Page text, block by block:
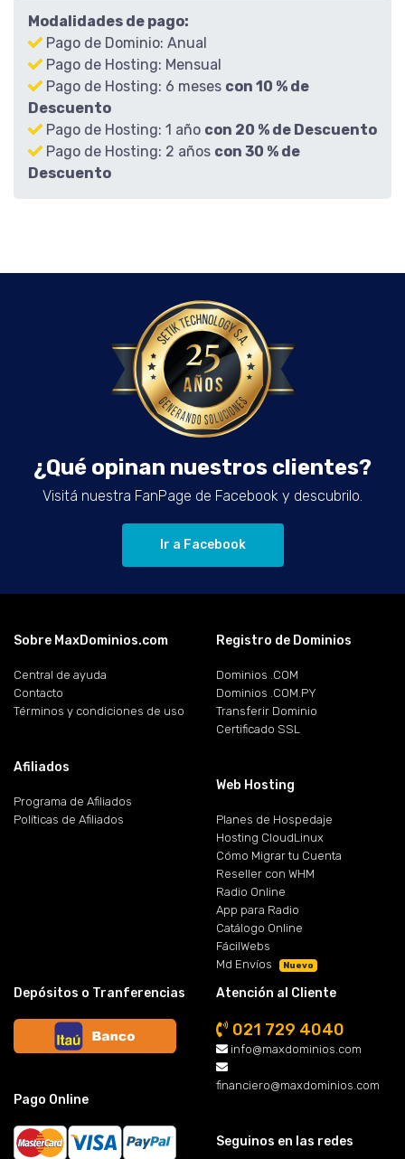
Modalidades de pago:
Pago de Dominio: Anual
Pago de Hosting: Mensual
Pago de Hosting: 6 meses con 10 % de
Descuento
Pago de Hosting: 1 año con 20 % de Descuento
Pago de Hosting: 2 años con 30 % de
Descuento
¿Qué opinan nuestros clientes?
Visitá nuestra FanPage de Facebook y descubrilo.
Ir a Facebook
Sobre MaxDominios.com
Central de ayuda
Contacto
Términos y condiciones de uso
Afiliados
Programa de Afiliados
Políticas de Afiliados
Registro de Dominios
Dominios .COM
Dominios .COM.PY
Transferir Dominio
Certificado SSL
Web Hosting
Planes de Hospedaje
Hosting CloudLinux
Cómo Migrar tu Cuenta
Reseller con WHM
Radio Online
App para Radio
Catálogo Online
FácilWebs
Md Envíos
Nuevo
Depósitos o Tranferencias
Pago Online
Atención al Cliente
021 729 4040
info@maxdominios.com
financiero@maxdominios.com
Seguinos en las redes